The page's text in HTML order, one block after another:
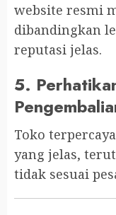
website resmi
dibandingkan
reputasi jelas.
5.
Toko
yang jelas,
tidak sesuai